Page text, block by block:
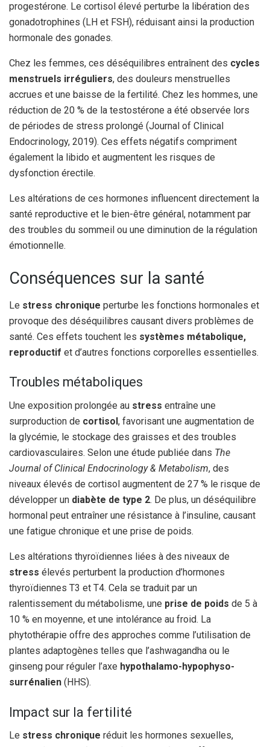
progestérone. Le cortisol élevé perturbe la libération des
gonadotrophines (LH et FSH), réduisant ainsi la production
hormonale des gonades.
Chez les femmes, ces déséquilibres entraînent des cycles
menstruels irréguliers, des douleurs menstruelles
accrues et une baisse de la fertilité. Chez les hommes, une
réduction de 20 % de la testostérone a été observée lors
de périodes de stress prolongé (Journal of Clinical
Endocrinology, 2019). Ces effets négatifs compriment
également la libido et augmentent les risques de
dysfonction érectile.
Les altérations de ces hormones influencent directement la
santé reproductive et le bien-être général, notamment par
des troubles du sommeil ou une diminution de la régulation
émotionnelle.
Conséquences sur la santé
Le stress chronique perturbe les fonctions hormonales et
provoque des déséquilibres causant divers problèmes de
santé. Ces effets touchent les systèmes métabolique,
reproductif et d’autres fonctions corporelles essentielles.
Troubles métaboliques
Une exposition prolongée au stress entraîne une
surproduction de cortisol, favorisant une augmentation de
la glycémie, le stockage des graisses et des troubles
cardiovasculaires. Selon une étude publiée dans The
Journal of Clinical Endocrinology & Metabolism, des
niveaux élevés de cortisol augmentent de 27 % le risque de
développer un diabète de type 2. De plus, un déséquilibre
hormonal peut entraîner une résistance à l’insuline, causant
une fatigue chronique et une prise de poids.
Les altérations thyroïdiennes liées à des niveaux de
stress élevés perturbent la production d’hormones
thyroïdiennes T3 et T4. Cela se traduit par un
ralentissement du métabolisme, une prise de poids de 5 à
10 % en moyenne, et une intolérance au froid. La
phytothérapie offre des approches comme l’utilisation de
plantes adaptogènes telles que l’ashwagandha ou le
ginseng pour réguler l’axe hypothalamo-hypophyso-
surrénalien (HHS).
Impact sur la fertilité
Le stress chronique réduit les hormones sexuelles,